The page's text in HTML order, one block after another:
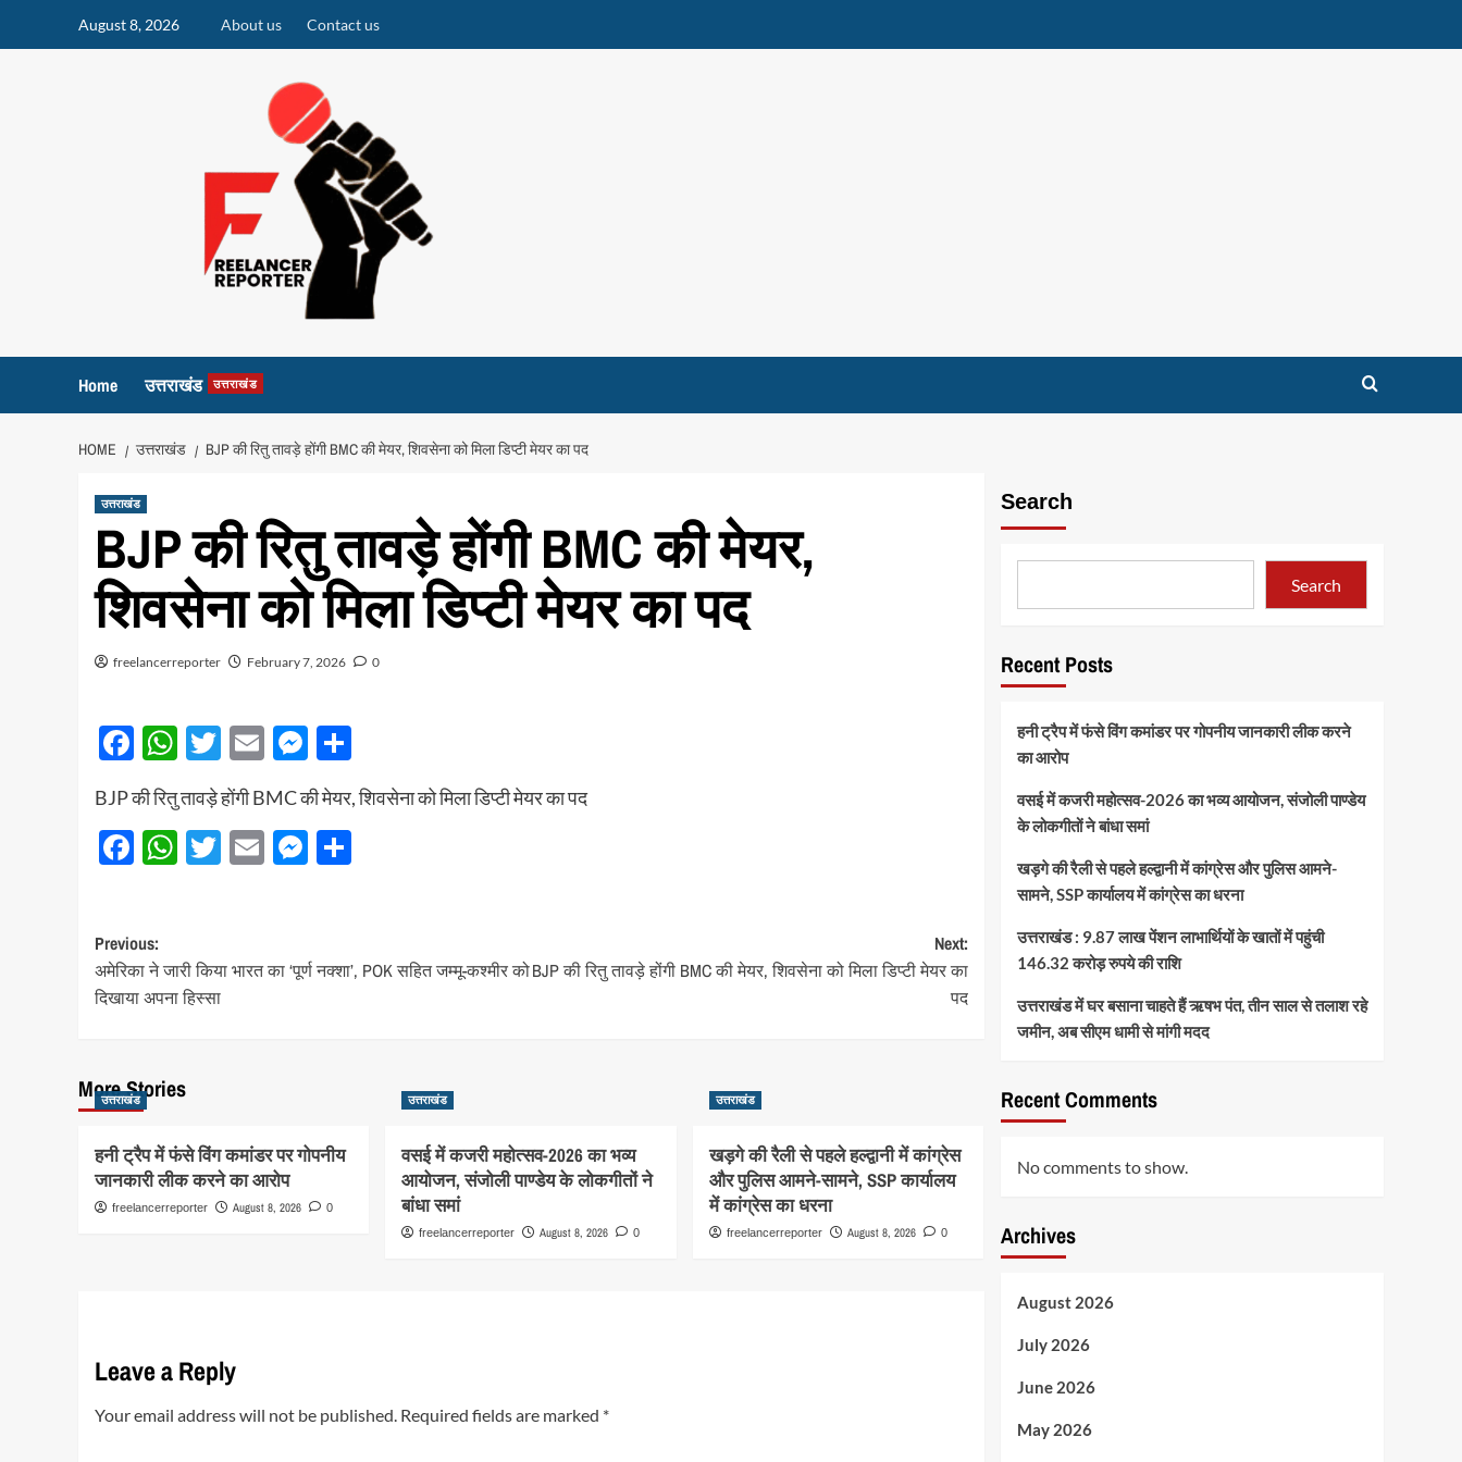
August 8, 2026 About us Contact us
Home उत्तराखंड उत्तराखंड
HOME उत्तराखंड BJP की रितु तावड़े होंगी BMC की मेयर, शिवसेना को मिला डिप्टी मेयर का पद
उत्तराखंड
BJP की रितु तावड़े होंगी BMC की मेयर,
शिवसेना को मिला डिप्टी मेयर का पद
freelancerreporter February 7, 2026 0
Facebook
WhatsApp
Twitter
EmailMessenger
BJP की रितु तावड़े होंगी BMC की मेयर, शिवसेना को मिला डिप्टी मेयर का पद
Facebook
WhatsApp
Twitter
EmailMessenger
Post
navigation
Previous:
अमेरिका ने जारी किया भारत का ‘पूर्ण नक्शा’, POK सहित जम्मू-कश्मीर को
दिखाया अपना हिस्सा
Next:
BJP की रितु तावड़े होंगी BMC की मेयर, शिवसेना को मिला डिप्टी मेयर का
पद
More Stories
उत्तराखंड
हनी ट्रैप में फंसे विंग कमांडर पर गोपनीय
जानकारी लीक करने का आरोप
freelancerreporter August 8, 2026 0
उत्तराखंड
वसई में कजरी महोत्सव-2026 का भव्य
आयोजन, संजोली पाण्डेय के लोकगीतों ने
बांधा समां
freelancerreporter August 8, 2026 0
उत्तराखंड
खड़गे की रैली से पहले हल्द्वानी में कांग्रेस
और पुलिस आमने-सामने, SSP कार्यालय
में कांग्रेस का धरना
freelancerreporter August 8, 2026 0
Leave a Reply
Your email address will not be published. Required fields are marked *
Search
Search
Recent Posts
हनी ट्रैप में फंसे विंग कमांडर पर गोपनीय जानकारी लीक करने
का आरोप
वसई में कजरी महोत्सव-2026 का भव्य आयोजन, संजोली पाण्डेय
के लोकगीतों ने बांधा समां
खड़गे की रैली से पहले हल्द्वानी में कांग्रेस और पुलिस आमने-
सामने, SSP कार्यालय में कांग्रेस का धरना
उत्तराखंड : 9.87 लाख पेंशन लाभार्थियों के खातों में पहुंची
146.32 करोड़ रुपये की राशि
उत्तराखंड में घर बसाना चाहते हैं ऋषभ पंत, तीन साल से तलाश रहे
जमीन, अब सीएम धामी से मांगी मदद
Recent Comments
No comments to show.
Archives
August 2026
July 2026
June 2026
May 2026